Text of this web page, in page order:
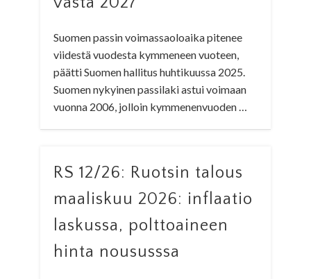
Suomen passin voimassaoloaika pitenee
viidestä vuodesta kymmeneen vuoteen,
päätti Suomen hallitus huhtikuussa 2025.
Suomen nykyinen passilaki astui voimaan
vuonna 2006, jolloin kymmenenvuoden …
RS 12/26: Ruotsin talous
maaliskuu 2026: inflaatio
laskussa, polttoaineen
hinta noususssa